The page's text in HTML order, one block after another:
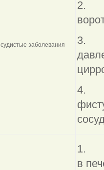
заболевания
2.
3.
4.
1.
в